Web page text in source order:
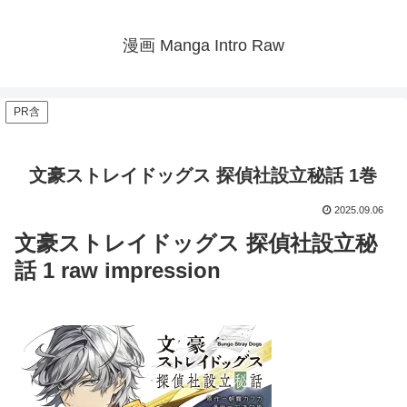
漫画 Manga Intro Raw
PR含
文豪ストレイドッグス 探偵社設立秘話 1巻
2025.09.06
文豪ストレイドッグス 探偵社設立秘
話 1 raw impression